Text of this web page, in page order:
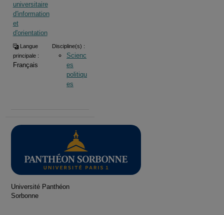
universitaire
d'information
et
d'orientation
Langue
principale :
Français
Discipline(s) :
Scienc
es
politiqu
es
Université Panthéon
Sorbonne